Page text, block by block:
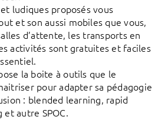
ludiques proposés vous
et son aussi mobiles que vous,
d’attente, les transports en
activités sont gratuites et faciles
la boite à outils que le
pour adapter sa pédagogie
: blended learning, rapid
autre SPOC.